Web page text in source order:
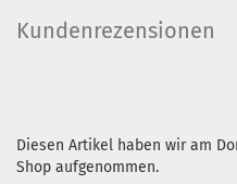
Kundenrezensionen
Diesen Artikel haben wir am
Shop aufgenommen.